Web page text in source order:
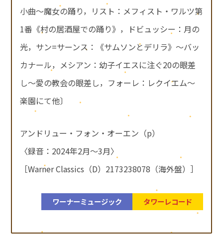
小曲～魔女の踊り，リスト：メフィスト・ワルツ第
1番《村の居酒屋での踊り》，ドビュッシー：月の
光，サン=サーンス：《サムソンとデリラ》～バッ
カナール，メシアン：幼子イエスに注ぐ20の眼差
し～愛の教会の眼差し，フォーレ：レクイエム～
楽園にて他〕
アンドリュー・フォン・オーエン（p）
〈録音：2024年2月～3月〉
［Warner Classics（D）2173238078（海外盤）］
ワーナーミュージック タワーレコード